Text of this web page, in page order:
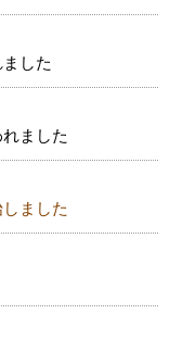
ました
ました
ました